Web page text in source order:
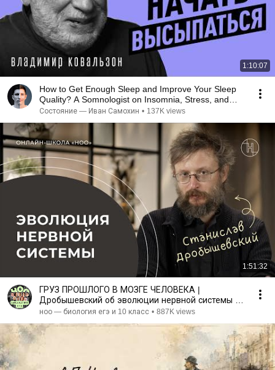
1:10:07
How to Get Enough Sleep and Improve Your Sleep
Quality? A Somnologist on Insomnia, Stress, and
Dr...
Состояние — Иван Самохин • 137K views
1:51:32
ГРУЗ ПРОШЛОГО В МОЗГЕ ЧЕЛОВЕКА |
Дробышевский об эволюции нервной системы |
НОО
ноо — биология егэ и 10 класс • 887K views